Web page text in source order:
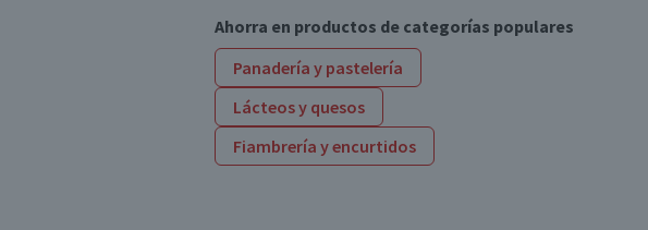
Ahorra en productos de categorías populares
Panadería y pastelería
Lácteos y quesos
Fiambrería y encurtidos